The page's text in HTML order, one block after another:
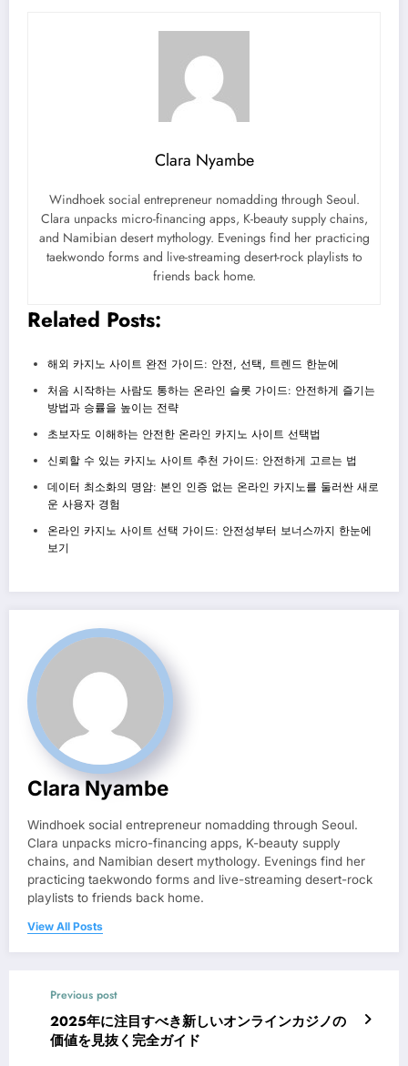
Clara Nyambe
Windhoek social entrepreneur nomadding through Seoul.
Clara unpacks micro-financing apps, K-beauty supply chains,
and Namibian desert mythology. Evenings find her practicing
taekwondo forms and live-streaming desert-rock playlists to
friends back home.
Related Posts:
해외 카지노 사이트 완전 가이드: 안전, 선택, 트렌드 한눈에
처음 시작하는 사람도 통하는 온라인 슬롯 가이드: 안전하게 즐기는
방법과 승률을 높이는 전략
초보자도 이해하는 안전한 온라인 카지노 사이트 선택법
신뢰할 수 있는 카지노 사이트 추천 가이드: 안전하게 고르는 법
데이터 최소화의 명암: 본인 인증 없는 온라인 카지노를 둘러싼 새로
운 사용자 경험
온라인 카지노 사이트 선택 가이드: 안전성부터 보너스까지 한눈에
보기
Clara Nyambe
Windhoek social entrepreneur nomadding through Seoul.
Clara unpacks micro-financing apps, K-beauty supply
chains, and Namibian desert mythology. Evenings find her
practicing taekwondo forms and live-streaming desert-rock
playlists to friends back home.
View All Posts
Previous post
2025年に注目すべき新しいオンラインカジノの
価値を見抜く完全ガイド